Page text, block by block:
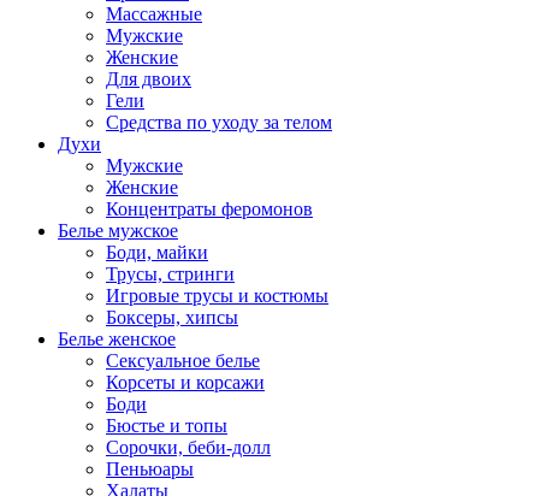
Массажные
Мужские
Женские
Для двоих
Гели
Средства по уходу за телом
Духи
Мужские
Женские
Концентраты феромонов
Белье мужское
Боди, майки
Трусы, стринги
Игровые трусы и костюмы
Боксеры, хипсы
Белье женское
Сексуальное белье
Корсеты и корсажи
Боди
Бюстье и топы
Сорочки, беби-долл
Пеньюары
Халаты